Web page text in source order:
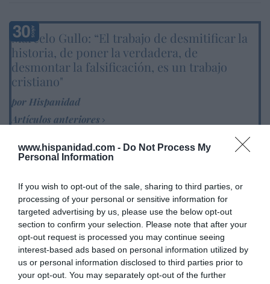
www.hispanidad.com - Do Not Process My
Personal Information
If you wish to opt-out of the sale, sharing to third parties, or
processing of your personal or sensitive information for
targeted advertising by us, please use the below opt-out
section to confirm your selection. Please note that after your
opt-out request is processed you may continue seeing
interest-based ads based on personal information utilized by
us or personal information disclosed to third parties prior to
your opt-out. You may separately opt-out of the further
Marcelo Gullo: “El trabajo de desmitificar la
historia, de poner la verdadera, de
desmontar la falsificación, es un trabajo
cristiano"
por Hispanidad
Artículos anteriores
DIARIO DE LA CORRUPCIÓN SANCHISTA
Oír se manifiesta delante de La Mareta:
“Pedro Sánchez es un criminal”
por Redacción
Artículos anteriores
Opinión